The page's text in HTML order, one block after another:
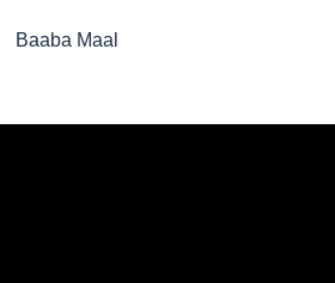
Baaba Maal